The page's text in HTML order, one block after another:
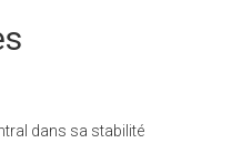
dans sa stabilité